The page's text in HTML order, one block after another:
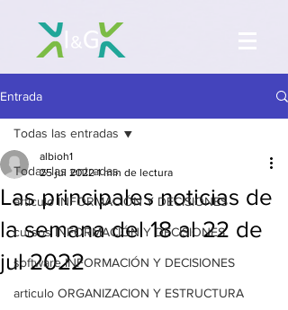
Entrada
Todas las entradas
articulo INFORMACIÓN Y DECISIONES
cursos INFORMACIÓN Y DECISIONES
software INFORMACIÓN Y DECISIONES
articulo ORGANIZACION Y ESTRUCTURA
Todas las entradas
Las principales noticias de
la semana del 18 al 22 de
jul 2022
albioh1
25 jul 2022 1 min de lectura